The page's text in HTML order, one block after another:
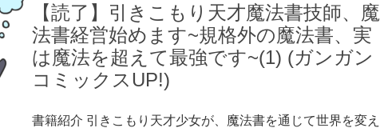
【読了】引きこもり天才魔法書技師、魔
法書経営始めます~規格外の魔法書、実
は魔法を超えて最強です~(1) (ガンガン
コミックスUP!)
書籍紹介 引きこもり天才少女が、魔法書を通じて世界を変え